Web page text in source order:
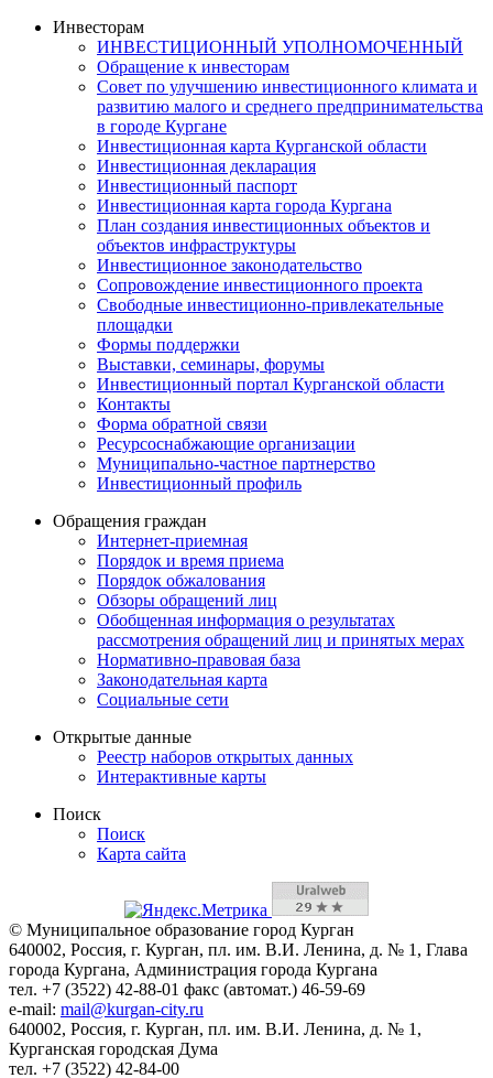
Инвесторам
ИНВЕСТИЦИОННЫЙ УПОЛНОМОЧЕННЫЙ
Обращение к инвесторам
Совет по улучшению инвестиционного климата и
развитию малого и среднего предпринимательства
в городе Кургане
Инвестиционная карта Курганской области
Инвестиционная декларация
Инвестиционный паспорт
Инвестиционная карта города Кургана
План создания инвестиционных объектов и
объектов инфраструктуры
Инвестиционное законодательство
Сопровождение инвестиционного проекта
Свободные инвестиционно-привлекательные
площадки
Формы поддержки
Выставки, семинары, форумы
Инвестиционный портал Курганской области
Контакты
Форма обратной связи
Ресурсоснабжающие организации
Муниципально-частное партнерство
Инвестиционный профиль
Обращения граждан
Интернет-приемная
Порядок и время приема
Порядок обжалования
Обзоры обращений лиц
Обобщенная информация о результатах
рассмотрения обращений лиц и принятых мерах
Нормативно-правовая база
Законодательная карта
Социальные сети
Открытые данные
Реестр наборов открытых данных
Интерактивные карты
Поиск
Поиск
Карта сайта
© Муниципальное образование город Курган
640002, Россия, г. Курган, пл. им. В.И. Ленина, д. № 1, Глава
города Кургана, Администрация города Кургана
тел. +7 (3522) 42-88-01 факс (автомат.) 46-59-69
e-mail: mail@kurgan-city.ru
640002, Россия, г. Курган, пл. им. В.И. Ленина, д. № 1,
Курганская городская Дума
тел. +7 (3522) 42-84-00